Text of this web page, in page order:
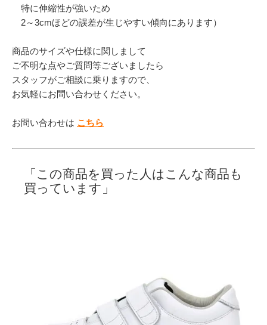
特に伸縮性が強いため
2～3cmほどの誤差が生じやすい傾向にあります）
商品のサイズや仕様に関しまして
ご不明な点やご質問等ございましたら
スタッフがご相談に乗りますので、
お気軽にお問い合わせください。
お問い合わせは こちら
「この商品を買った人はこんな商品も
買っています」